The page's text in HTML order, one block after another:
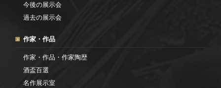
今後の展示会
過去の展示会
作家・作品
作家・作品・作家陶歴
酒盃百選
名作展示室